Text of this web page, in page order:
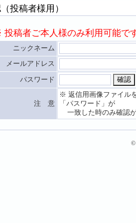
投稿者様用）
投稿者ご本人様のみ利用可能
ニックネーム
メールアドレス
パスワード
注 意
※ 返信用画像ファイル
「パスワード」が
一致した時のみ確認
©